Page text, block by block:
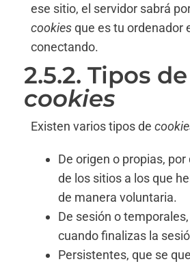
ese sitio, el servidor sabrá
cookiesque es tu ordenador
conectando.
2.5.2. Tipos de
cookies
Existen varios tipos de
De origen o propias,
de los sitios a los que
de manera voluntaria.
De sesión o
cuando finalizas la
Persistentes, que se